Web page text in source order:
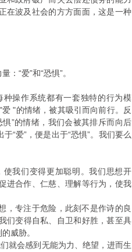
在波及社会的方方面面，这是一种
“爱”和“恐惧”。
操作系统都有一套独特的行为模
"的情绪，被其吸引而向前行。反
”的情绪，我们会被其排斥而向后
“爱”，便是出于“恐惧”。我们要么
我们变得更加聪明。我们思想开
进合作、仁慈、理解等行为，使我
专注于危险，此刻不是作诗的良
们变得自私、自卫和好胜，甚至具
威胁。
就会感到无能为力、绝望，进而生